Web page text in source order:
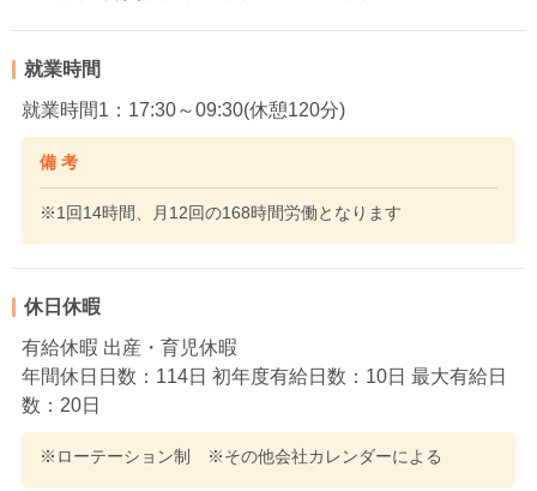
就業時間
就業時間1：17:30～09:30(休憩120分)
備 考
※1回14時間、月12回の168時間労働となります
休日休暇
有給休暇 出産・育児休暇
年間休日日数：114日 初年度有給日数：10日 最大有給日
数：20日
※ローテーション制 ※その他会社カレンダーによる